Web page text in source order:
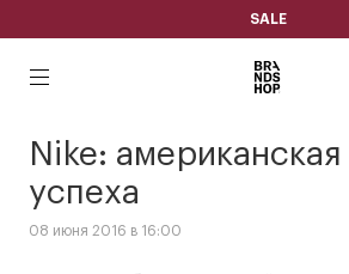
SALE
Nike:
успеха
08 июня 2016 в 16:00